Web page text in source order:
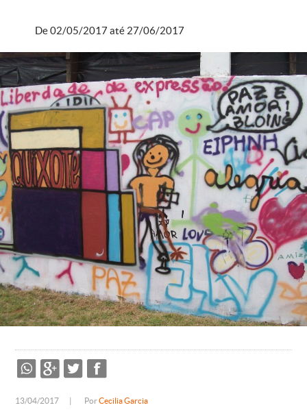
De 02/05/2017 até 27/06/2017
13/04/2017 PorCecilia Garcia